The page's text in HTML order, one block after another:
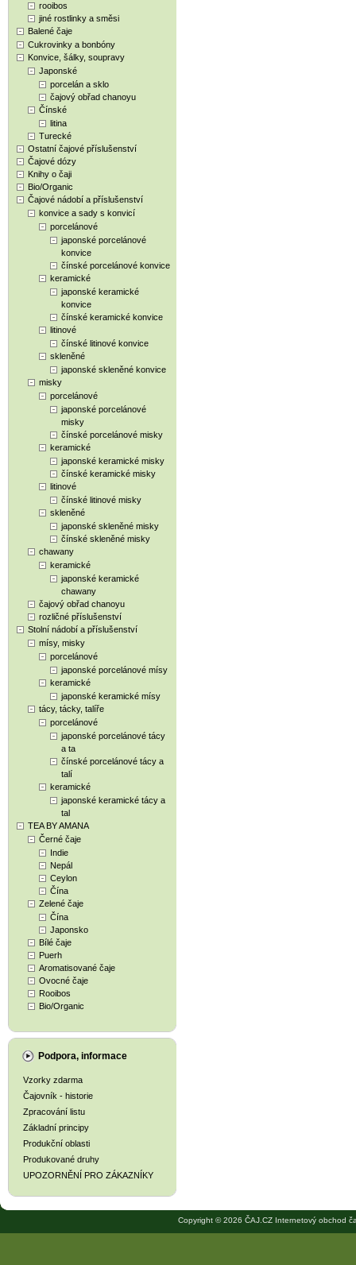
rooibos
jiné rostlinky a směsi
Balené čaje
Cukrovinky a bonbóny
Konvice, šálky, soupravy
Japonské
porcelán a sklo
čajový obřad chanoyu
Čínské
litina
Turecké
Ostatní čajové příslušenství
Čajové dózy
Knihy o čaji
Bio/Organic
Čajové nádobí a příslušenství
konvice a sady s konvicí
porcelánové
japonské porcelánové
konvice
čínské porcelánové konvice
keramické
japonské keramické
konvice
čínské keramické konvice
litinové
čínské litinové konvice
skleněné
japonské skleněné konvice
misky
porcelánové
japonské porcelánové
misky
čínské porcelánové misky
keramické
japonské keramické misky
čínské keramické misky
litinové
čínské litinové misky
skleněné
japonské skleněné misky
čínské skleněné misky
chawany
keramické
japonské keramické
chawany
čajový obřad chanoyu
rozličné příslušenství
Stolní nádobí a příslušenství
mísy, misky
porcelánové
japonské porcelánové mísy
keramické
japonské keramické mísy
tácy, tácky, talíře
porcelánové
japonské porcelánové tácy
a ta
čínské porcelánové tácy a
talí
keramické
japonské keramické tácy a
tal
TEA BY AMANA
Černé čaje
Indie
Nepál
Ceylon
Čína
Zelené čaje
Čína
Japonsko
Bílé čaje
Puerh
Aromatisované čaje
Ovocné čaje
Rooibos
Bio/Organic
Podpora, informace
Vzorky zdarma
Čajovník - historie
Zpracování listu
Základní principy
Produkční oblasti
Produkované druhy
UPOZORNĚNÍ PRO ZÁKAZNÍKY
Copyright © 2026 ČAJ.CZ Internetový obchod